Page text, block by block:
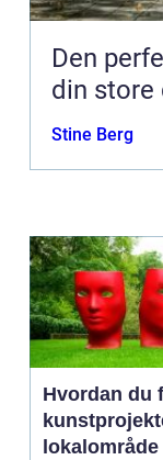
Den
din store
Stine Berg
Hvordan du
lokalområde